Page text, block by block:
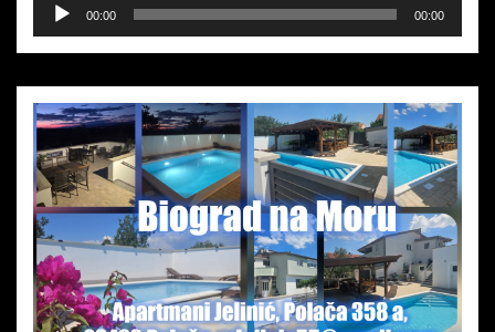
Player
00:00 00:00